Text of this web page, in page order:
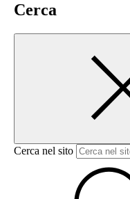
Cerca
Cerca nel sito